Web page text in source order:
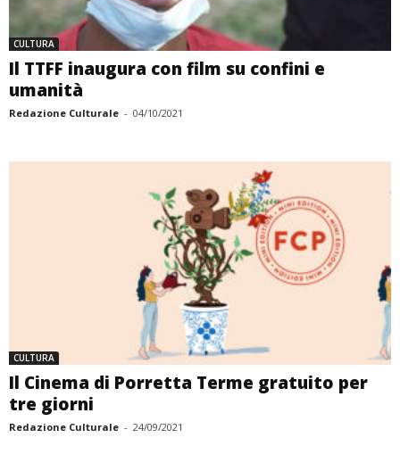
CULTURA
Il TTFF inaugura con film su confini e
umanità
Redazione Culturale - 04/10/2021
CULTURA
Il Cinema di Porretta Terme gratuito per
tre giorni
Redazione Culturale - 24/09/2021